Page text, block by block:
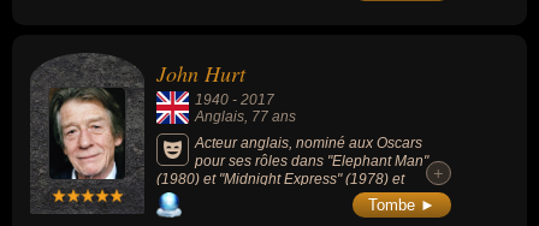
des rôles d'officiers et de figures d'autorité,
comme dans les superproductions de guerre
"Un pont trop loin" (1977), "L'Aigle s'est posé"
(1976) ou le soldat anglais dont l'agression
déclenche la révolte de William Wallace
dans "Braveheart" (1995).
John Hurt
1940 - 2017
Anglais, 77 ans
Acteur anglais, nominé aux Oscars
pour ses rôles dans "Elephant Man"
(1980) et "Midnight Express" (1978) et
célèbre second rôle dont "Alien, le huitième
passager" (1979) ou la saga "Harry Potter"
+
Tombe ►